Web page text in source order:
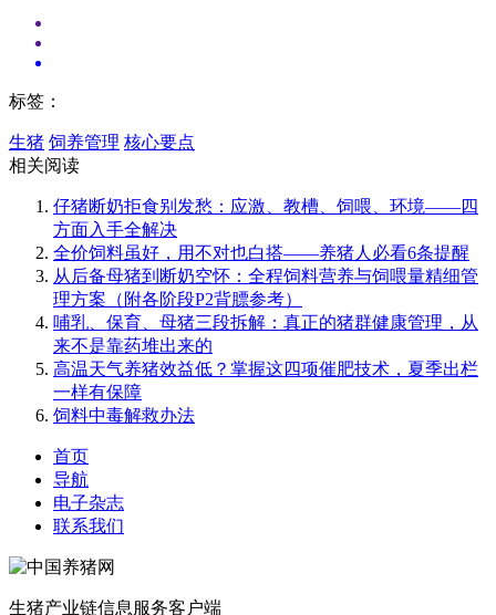
标签：
生猪 饲养管理 核心要点
相关阅读
仔猪断奶拒食别发愁：应激、教槽、饲喂、环境——四
方面入手全解决
全价饲料虽好，用不对也白搭——养猪人必看6条提醒
从后备母猪到断奶空怀：全程饲料营养与饲喂量精细管
理方案（附各阶段P2背膘参考）
哺乳、保育、母猪三段拆解：真正的猪群健康管理，从
来不是靠药堆出来的
高温天气养猪效益低？掌握这四项催肥技术，夏季出栏
一样有保障
饲料中毒解救办法
首页
导航
电子杂志
联系我们
生猪产业链信息服务客户端